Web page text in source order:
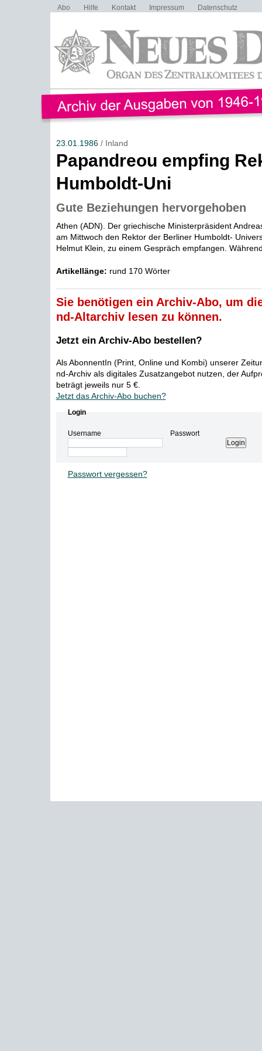
Abo Hilfe Kontakt Impressum Datenschutz
23.01.1986/ Inland
Papandreou empfing
Humboldt-Uni
Gute Beziehungen hervorgehoben
Athen (ADN). Der griechische Ministerpräsident
am Mittwoch den Rektor der Berliner Humboldt-
Helmut Klein, zu einem Gespräch empfangen.
Artikellänge: rund 170 Wörter
Sie benötigen ein Archiv-Abo, um
nd-Altarchiv lesen zu können.
Jetzt ein Archiv-Abo bestellen?
Als AbonnentIn (Print, Online und Kombi) unserer
nd-Archiv als digitales Zusatzangebot nutzen, der
beträgt jeweils nur 5 €.
Jetzt das Archiv-Abo buchen?
Login
Username Passwort
Passwort vergessen?